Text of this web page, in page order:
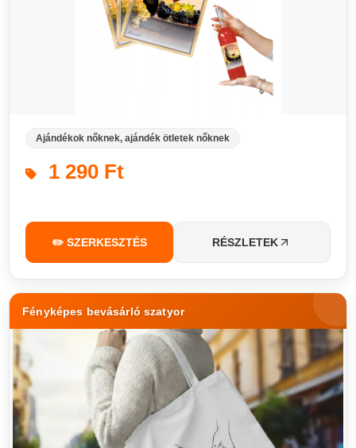
Ajándékok nőknek, ajándék ötletek nőknek
1 290 Ft
✏️ SZERKESZTÉS RÉSZLETEK
Fényképes bevásárló szatyor